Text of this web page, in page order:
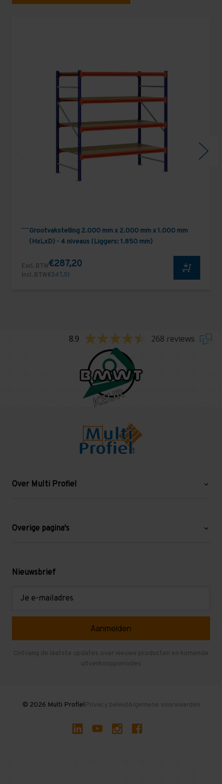
Grootvakstelling 2.000 mm x 2.000 mm x 1.000 mm
(HxLxD) - 4 niveaus (Liggers: 1.850 mm)
Excl. BTW€287,20
Incl. BTW€347,51
8.9 268 reviews
Over Multi Profiel
Blog
Levering en afhalen
Overige pagina's
Mezzanine
Gebruikte entresolvloeren
Nieuwsbrief
Ontvang de laatste updates over nieuwe producten en komende
uitverkoopperiodes
© 2026 Multi ProfielPrivacy beleidAlgemene voorwaarden